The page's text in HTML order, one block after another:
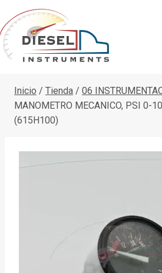
Saltar
al
contenido
Inicio / Tienda / 06
MANOMETRO MECANICO, PSI 0-
(615H100)